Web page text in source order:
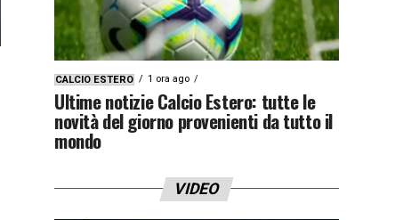
CALCIO ESTERO 1 ora ago
Ultime notizie Calcio Estero: tutte le
novità del giorno provenienti da tutto il
mondo
VIDEO